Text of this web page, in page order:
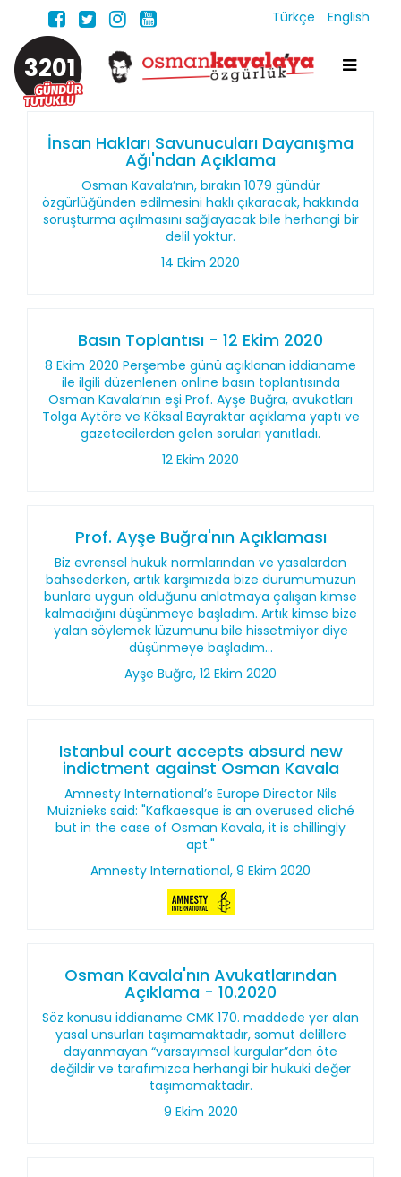
Türkçe English
3201
İnsan Hakları Savunucuları Dayanışma
Ağı'ndan Açıklama
Osman Kavala’nın, bırakın 1079 gündür
özgürlüğünden edilmesini haklı çıkaracak, hakkında
soruşturma açılmasını sağlayacak bile herhangi bir
delil yoktur.
14 Ekim 2020
Basın Toplantısı - 12 Ekim 2020
8 Ekim 2020 Perşembe günü açıklanan iddianame
ile ilgili düzenlenen online basın toplantısında
Osman Kavala’nın eşi Prof. Ayşe Buğra, avukatları
Tolga Aytöre ve Köksal Bayraktar açıklama yaptı ve
gazetecilerden gelen soruları yanıtladı.
12 Ekim 2020
Prof. Ayşe Buğra'nın Açıklaması
Biz evrensel hukuk normlarından ve yasalardan
bahsederken, artık karşımızda bize durumumuzun
bunlara uygun olduğunu anlatmaya çalışan kimse
kalmadığını düşünmeye başladım. Artık kimse bize
yalan söylemek lüzumunu bile hissetmiyor diye
düşünmeye başladım...
Ayşe Buğra, 12 Ekim 2020
Istanbul court accepts absurd new
indictment against Osman Kavala
Amnesty International’s Europe Director Nils
Muiznieks said: "Kafkaesque is an overused cliché
but in the case of Osman Kavala, it is chillingly
apt."
Amnesty International, 9 Ekim 2020
Osman Kavala'nın Avukatlarından
Açıklama - 10.2020
Söz konusu iddianame CMK 170. maddede yer alan
yasal unsurları taşımamaktadır, somut delillere
dayanmayan “varsayımsal kurgular”dan öte
değildir ve tarafımızca herhangi bir hukuki değer
taşımamaktadır.
9 Ekim 2020